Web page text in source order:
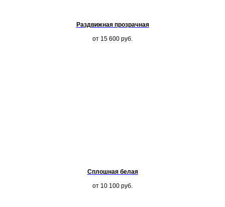
Раздвижная прозрачная
от 15 600 руб.
Сплошная белая
от 10 100 руб.